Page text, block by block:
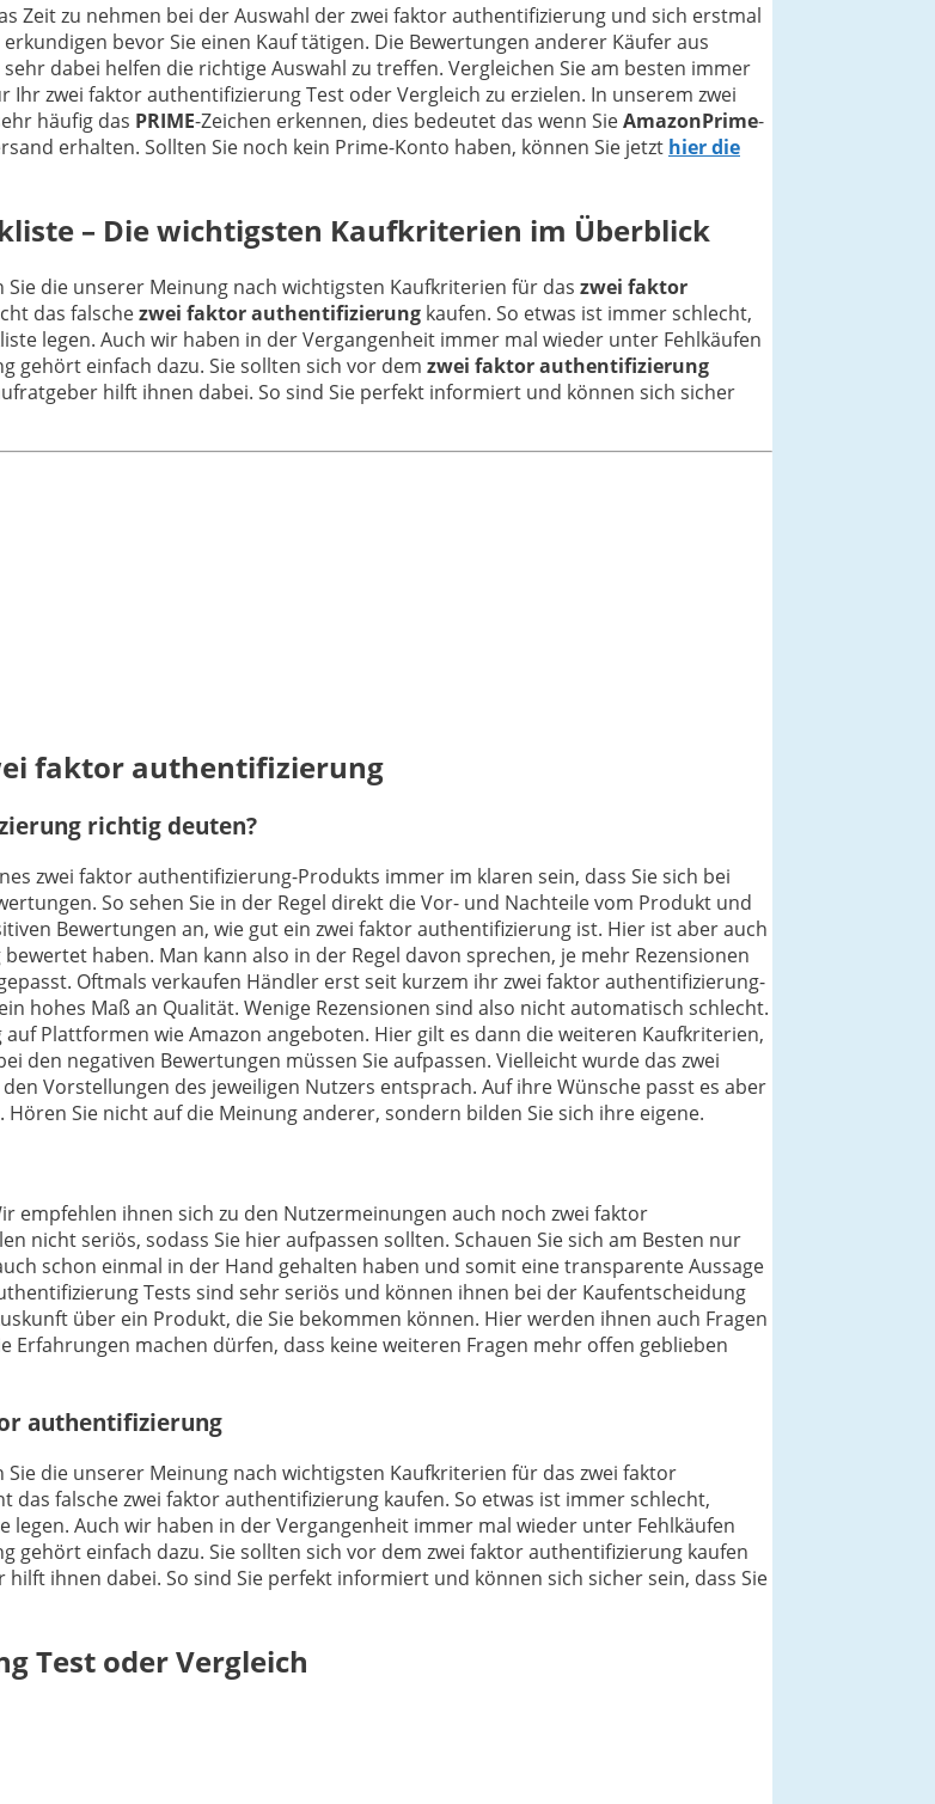
Zeit zu nehmen bei der Auswahl der zwei faktor authentifizierung und sich erstmal
bevor Sie einen Kauf tätigen. Die Bewertungen anderer Käufer aus
dabei helfen die richtige Auswahl zu treffen. Vergleichen Sie am besten immer
zwei faktor authentifizierung Test oder Vergleich zu erzielen. In unserem zwei
häufig das PRIME-Zeichen erkennen, dies bedeutet das wenn SieAmazonPrime-
erhalten. Sollten Sie noch kein Prime-Konto haben, können Sie jetzt hier die
– Die wichtigsten Kaufkriterien im Überblick
die unserer Meinung nach wichtigsten Kaufkriterien für das zwei faktor
das falschezwei faktor authentifizierung kaufen. So etwas ist immer schlecht,
legen. Auch wir haben in der Vergangenheit immer mal wieder unter Fehlkäufen
gehört einfach dazu. Sie sollten sich vor dem zwei faktor authentifizierung
hilft ihnen dabei. So sind Sie perfekt informiert und können sich sicher
faktor authentifizierung
richtig deuten?
zwei faktor authentifizierung-Produkts immer im klaren sein, dass Sie sich bei
So sehen Sie in der Regel direkt die Vor- und Nachteile vom Produkt und
Bewertungen an, wie gut ein zwei faktor authentifizierung ist. Hier ist aber auch
haben. Man kann also in der Regel davon sprechen, je mehr Rezensionen
Oftmals verkaufen Händler erst seit kurzem ihr zwei faktor authentifizierung-
hohes Maß an Qualität. Wenige Rezensionen sind also nicht automatisch schlecht.
Plattformen wie Amazon angeboten. Hier gilt es dann die weiteren Kaufkriterien,
den negativen Bewertungen müssen Sie aufpassen. Vielleicht wurde das zwei
Vorstellungen des jeweiligen Nutzers entsprach. Auf ihre Wünsche passt es aber
Sie nicht auf die Meinung anderer, sondern bilden Sie sich ihre eigene.
ihnen sich zu den Nutzermeinungen auch noch zwei faktor
nicht seriös, sodass Sie hier aufpassen sollten. Schauen Sie sich am Besten nur
schon einmal in der Hand gehalten haben und somit eine transparente Aussage
Tests sind sehr seriös und können ihnen bei der Kaufentscheidung
über ein Produkt, die Sie bekommen können. Hier werden ihnen auch Fragen
machen dürfen, dass keine weiteren Fragen mehr offen geblieben
authentifizierung
die unserer Meinung nach wichtigsten Kaufkriterien für das zwei faktor
falsche zwei faktor authentifizierung kaufen. So etwas ist immer schlecht,
Auch wir haben in der Vergangenheit immer mal wieder unter Fehlkäufen
gehört einfach dazu. Sie sollten sich vor dem zwei faktor authentifizierung kaufen
ihnen dabei. So sind Sie perfekt informiert und können sich sicher sein, dass Sie
Test oder Vergleich